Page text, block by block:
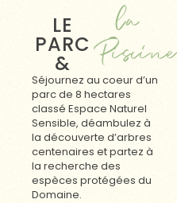
LE
PARC
&
la
Piscine
Séjournez au coeur d’un
parc de 8 hectares
classé Espace Naturel
Sensible, déambulez à
la découverte d’arbres
centenaires et partez à
la recherche des
espèces protégées du
Domaine.